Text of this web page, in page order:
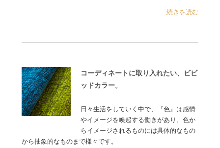
...続きを読む
コーディネートに取り入れたい、ビビ
ッドカラー。
日々生活をしていく中で、『色』は感情
やイメージを喚起する働きがあり、色か
らイメージされるものには具体的なもの
から抽象的なものまで様々です。